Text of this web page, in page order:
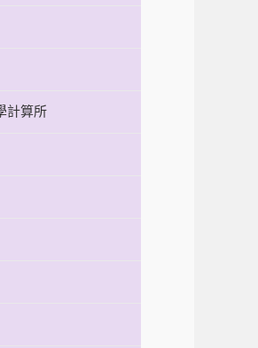
計算所